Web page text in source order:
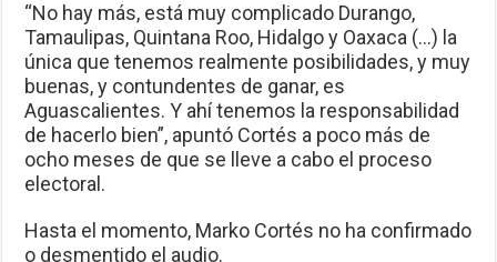
“No hay más, está muy complicado Durango,
Tamaulipas, Quintana Roo, Hidalgo y Oaxaca (…) la
única que tenemos realmente posibilidades, y muy
buenas, y contundentes de ganar, es
Aguascalientes. Y ahí tenemos la responsabilidad
de hacerlo bien”, apuntó Cortés a poco más de
ocho meses de que se lleve a cabo el proceso
electoral.
Hasta el momento, Marko Cortés no ha confirmado
o desmentido el audio.